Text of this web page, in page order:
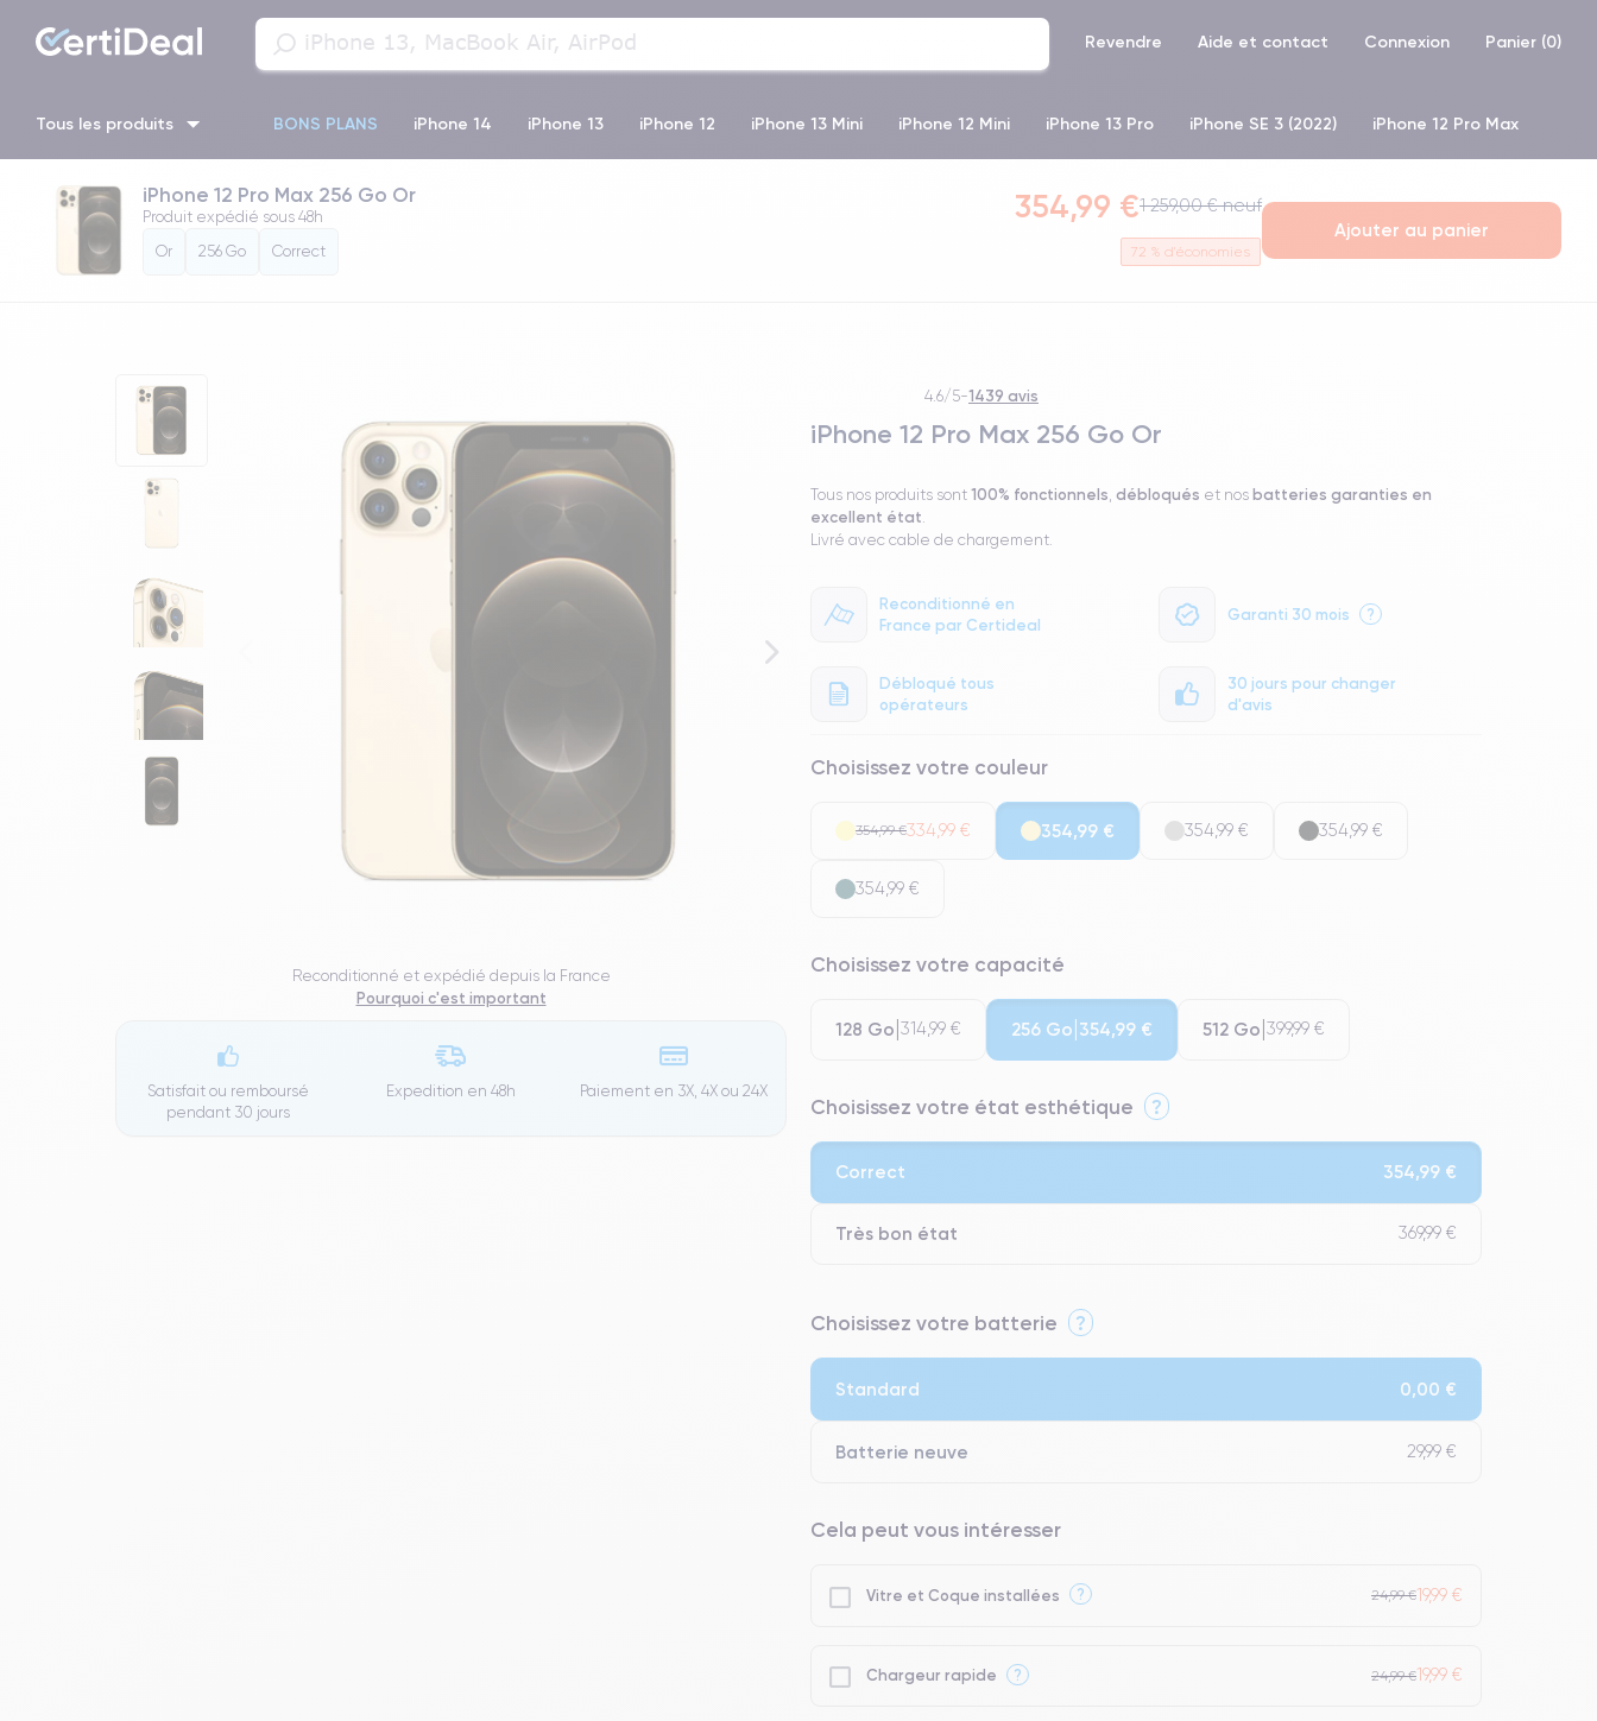
Revendre Aide et contact Connexion Panier (0)
Tous les produits BONS PLANS iPhone 14 iPhone 13 iPhone 12 iPhone 13 Mini iPhone 12 Mini iPhone 13 Pro iPhone SE 3 (2022) iPhone 12 Pro Max
iPhone 11 Pro Max iPhone 13 Pro Max iPhone 11 iPhone XS iPhone 11 Pro
iPhone 12 Pro Max 256 Go Or
Produit expédié sous 48h
Or
256 Go Correct
354,99 €1 259,00 € neuf
72 % d'économies
Ajouter au panier
Reconditionné et expédié depuis la France
Pourquoi c'est important
Satisfait ou remboursé
pendant 30 jours
Expedition en 48h Paiement en 3X, 4X ou 24X
4.6/5-1439 avis
iPhone 12 Pro Max 256 Go Or
Tous nos produits sont 100% fonctionnels débloqués et nos batteries garanties en
excellent état
Livré avec cable de chargement.
Reconditionné en
France par Certideal
Garanti 30 mois ?
Débloqué tous
opérateurs
30 jours pour changer
d'avis
Choisissez votre couleur
354,99 €334,99 € 354,99 € 354,99 € 354,99 €
354,99 €
Choisissez votre capacité
128 Go 314,99 € 256 Go 354,99 € 512 Go 399,99 €
Choisissez votre état esthétique ?
Correct 354,99 €
Très bon état 369,99 €
⭐ Premium
Choisissez votre batterie ?
Standard 0,00 €
Batterie neuve 29,99 €
Cela peut vous intéresser
Vitre et Coque installées ? 24,99 €19,99 €
Chargeur rapide ? 24,99 €19,99 €